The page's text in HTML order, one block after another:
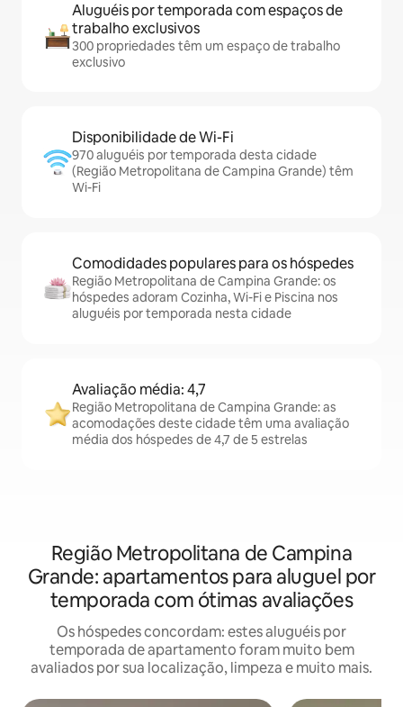
Aluguéis por temporada com espaços de
trabalho exclusivos
300 propriedades têm um espaço de trabalho
exclusivo
Disponibilidade de Wi-Fi
970 aluguéis por temporada desta cidade
(Região Metropolitana de Campina Grande) têm
Wi-Fi
Comodidades populares para os hóspedes
Região Metropolitana de Campina Grande: os
hóspedes adoram Cozinha, Wi-Fi e Piscina nos
aluguéis por temporada nesta cidade
Avaliação média: 4,7
Região Metropolitana de Campina Grande: as
acomodações deste cidade têm uma avaliação
média dos hóspedes de 4,7 de 5 estrelas
Região Metropolitana de Campina
Grande: apartamentos para aluguel por
temporada com ótimas avaliações
Os hóspedes concordam: estes aluguéis por
temporada de apartamento foram muito bem
avaliados por sua localização, limpeza e muito mais.